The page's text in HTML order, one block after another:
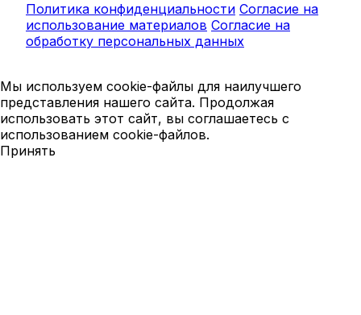
Политика конфиденциальности Согласие на
использование материалов Согласие на
обработку персональных данных
Мы используем cookie-файлы для наилучшего
представления нашего сайта. Продолжая
использовать этот сайт, вы соглашаетесь с
использованием cookie-файлов.
Принять